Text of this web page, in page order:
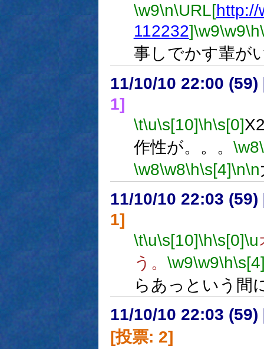
\w9\n\URL[http://
112232]\w9\w9\h
事しでかす輩が
11/10/10 22:00 (59)
1]
\t\u\s[10]\h\s[0]
作性が。。。 \w8
\w8\w8\h\s[4]\n\n
11/10/10 22:03 (59)
1]
\t\u\s[10]\h\s[0]\u
う。 \w9\w9\h
らあっという間
11/10/10 22:03 (59)
[投票: 2]